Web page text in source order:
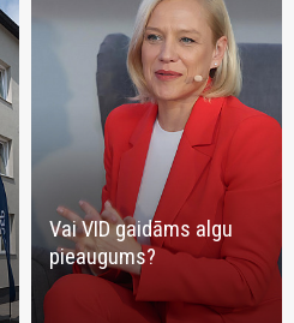
Vai VID gaidāms algu
pieaugums?